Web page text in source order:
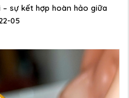
– sự kết hợp hoàn hảo giữa
05